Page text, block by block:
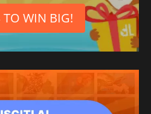
TO WIN BIG!